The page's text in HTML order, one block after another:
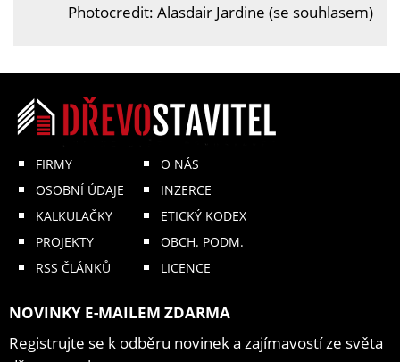
Photocredit: Alasdair Jardine (se souhlasem)
FIRMY
OSOBNÍ ÚDAJE
KALKULAČKY
PROJEKTY
RSS ČLÁNKŮ
O NÁS
INZERCE
ETICKÝ KODEX
OBCH. PODM.
LICENCE
NOVINKY E-MAILEM ZDARMA
Registrujte se k odběru novinek a zajímavostí ze světa